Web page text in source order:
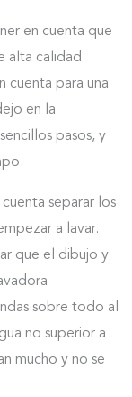
en cuenta que
alta calidad
cuenta para una
en la
pasos, y
separar los
a lavar.
que el dibujo y
sobre todo al
no superior a
mucho y no se